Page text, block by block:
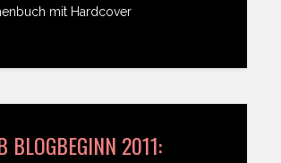
mit Hardcover
BLOGBEGINN 2011: